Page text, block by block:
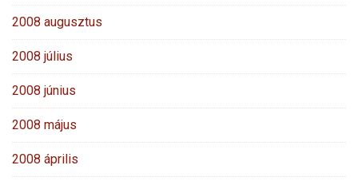
2008 augusztus
2008 július
2008 június
2008 május
2008 április